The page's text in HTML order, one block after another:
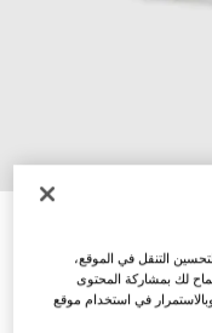
التنقل في الموقع،
لك بمشاركة المحتوى
في استخدام موقع